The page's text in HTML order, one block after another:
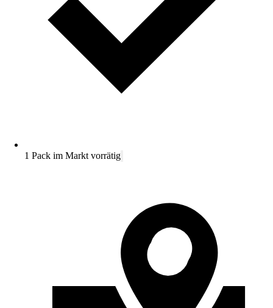
1 Pack im Markt vorrätig